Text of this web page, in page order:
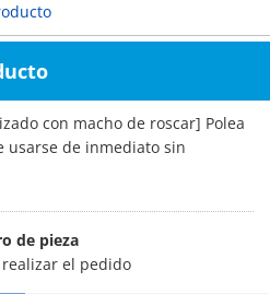
con macho de roscar] Polea
usarse de inmediato sin
de pieza
el pedido